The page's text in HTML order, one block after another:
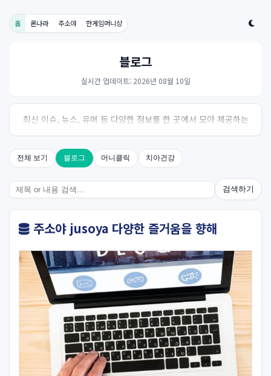
홈 론나라 주소야 한게임머니상
블로그
실시간 업데이트: 2026년 08월 10일
최신 이슈, 뉴스, 유머 등 다양한 정보를 한 곳에서 모아 제공하는
사이트입니다. 오늘의 핫이슈를 한눈에 살펴보세요.
전체 보기 블로그 머니클릭 치아건강
검색하기
주소야 jusoya 다양한 즐거움을 향해